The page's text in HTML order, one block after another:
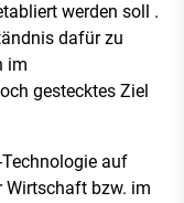
werden soll .
dafür zu
im
gestecktes Ziel
auf
Wirtschaft bzw. im